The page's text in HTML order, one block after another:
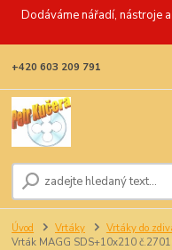
Dodáváme nářadí, nástroje
+420 603 209 791
Úvod Vrtáky Vrtáky do
Vrták MAGG SDS+10x210